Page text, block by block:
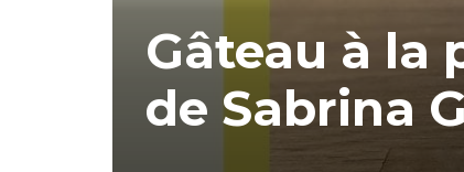
Gâteau à la
de Sabrina